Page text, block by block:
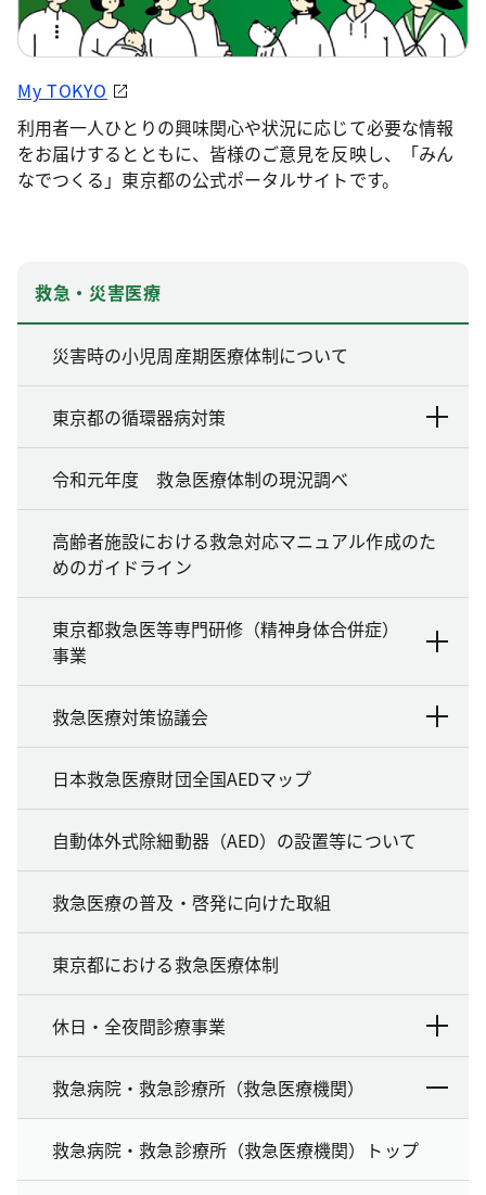
My TOKYO
利用者一人ひとりの興味関心や状況に応じて必要な情報
をお届けするとともに、皆様のご意見を反映し、「みん
なでつくる」東京都の公式ポータルサイトです。
救急・災害医療
災害時の小児周産期医療体制について
東京都の循環器病対策
令和元年度 救急医療体制の現況調べ
高齢者施設における救急対応マニュアル作成のた
めのガイドライン
東京都救急医等専門研修（精神身体合併症）
事業
救急医療対策協議会
日本救急医療財団全国AEDマップ
自動体外式除細動器（AED）の設置等について
救急医療の普及・啓発に向けた取組
東京都における救急医療体制
休日・全夜間診療事業
救急病院・救急診療所（救急医療機関）
救急病院・救急診療所（救急医療機関）トップ